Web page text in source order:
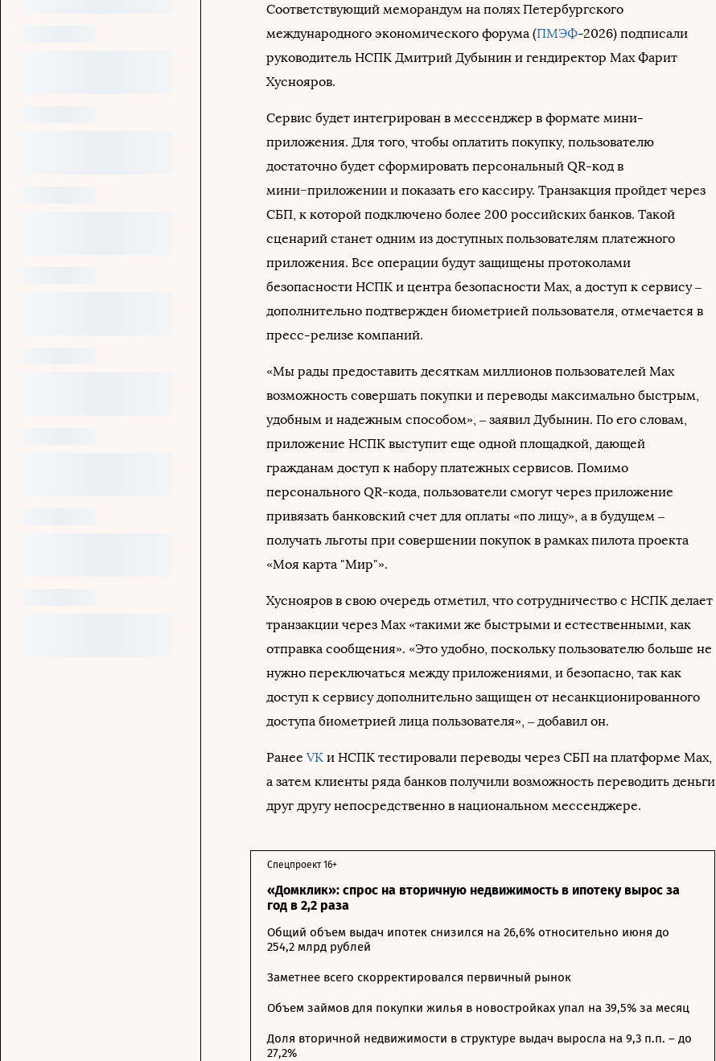
Соответствующий меморандум на полях Петербургского
международного экономического форума (ПМЭФ-2026) подписали
руководитель НСПК Дмитрий Дубынин и гендиректор Max Фарит
Хуснояров.
Сервис будет интегрирован в мессенджер в формате мини-
приложения. Для того, чтобы оплатить покупку, пользователю
достаточно будет сформировать персональный QR-код в
мини−приложении и показать его кассиру. Транзакция пройдет через
СБП, к которой подключено более 200 российских банков. Такой
сценарий станет одним из доступных пользователям платежного
приложения. Все операции будут защищены протоколами
безопасности НСПК и центра безопасности Max, а доступ к сервису –
дополнительно подтвержден биометрией пользователя, отмечается в
пресс-релизе компаний.
«Мы рады предоставить десяткам миллионов пользователей Max
возможность совершать покупки и переводы максимально быстрым,
удобным и надежным способом», – заявил Дубынин. По его словам,
приложение НСПК выступит еще одной площадкой, дающей
гражданам доступ к набору платежных сервисов. Помимо
персонального QR-кода, пользователи смогут через приложение
привязать банковский счет для оплаты «по лицу», а в будущем –
получать льготы при совершении покупок в рамках пилота проекта
«Моя карта "Мир"».
Хуснояров в свою очередь отметил, что сотрудничество с НСПК делает
транзакции через Max «такими же быстрыми и естественными, как
отправка сообщения». «Это удобно, поскольку пользователю больше не
нужно переключаться между приложениями, и безопасно, так как
доступ к сервису дополнительно защищен от несанкционированного
доступа биометрией лица пользователя», – добавил он.
Ранее VK и НСПК тестировали переводы через СБП на платформе Max,
а затем клиенты ряда банков получили возможность переводить деньги
друг другу непосредственно в национальном мессенджере.
«Домклик»: спрос на вторичную недвижимость в ипотеку вырос за
год в 2,2 раза
Спецпроект 16+
Общий объем выдач ипотек снизился на 26,6% относительно июня до
254,2 млрд рублей
Заметнее всего скорректировался первичный рынок
Объем займов для покупки жилья в новостройках упал на 39,5% за месяц
Доля вторичной недвижимости в структуре выдач выросла на 9,3 п.п. – до
27,2%